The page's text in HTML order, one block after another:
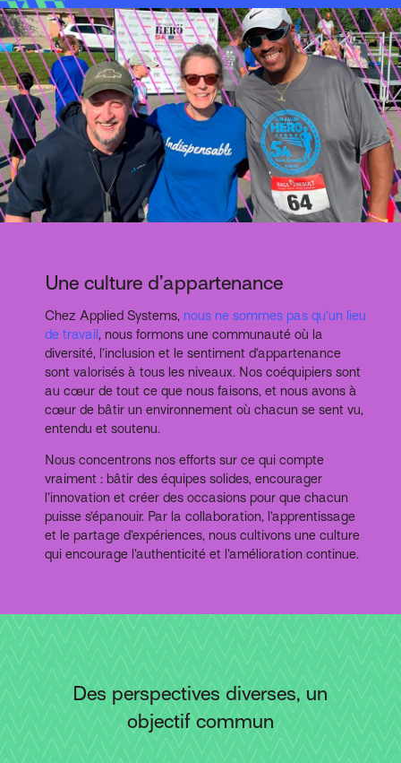
Une culture d’appartenance
Chez Applied Systems, nous ne sommes pas qu’un lieu
de travail , nous formons une communauté où la
diversité, l’inclusion et le sentiment d’appartenance
sont valorisés à tous les niveaux. Nos coéquipiers sont
au cœur de tout ce que nous faisons, et nous avons à
cœur de bâtir un environnement où chacun se sent vu,
entendu et soutenu.
Nous concentrons nos efforts sur ce qui compte
vraiment : bâtir des équipes solides, encourager
l’innovation et créer des occasions pour que chacun
puisse s’épanouir. Par la collaboration, l’apprentissage
et le partage d’expériences, nous cultivons une culture
qui encourage l’authenticité et l’amélioration continue.
Des perspectives diverses, un
objectif commun